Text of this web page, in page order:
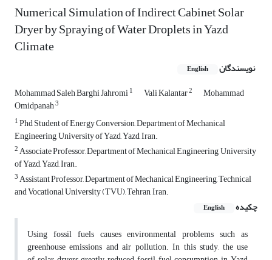
Numerical Simulation of Indirect Cabinet Solar
Dryer by Spraying of Water Droplets in Yazd
Climate
نویسندگان English
Mohammad Saleh Barghi Jahromi1 Vali Kalantar2 Mohammad
Omidpanah3
1Phd Student of Energy Conversion, Department of Mechanical
Engineering, University of Yazd, Yazd, Iran.
2Associate Professor, Department of Mechanical Engineering, University
of Yazd, Yazd, Iran.
3Assistant Professor, Department of Mechanical Engineering, Technical
and Vocational University (TVU), Tehran, Iran.
چکیده
English
Using fossil fuels causes environmental problems such as
greenhouse emissions and air pollution. In this study, the use